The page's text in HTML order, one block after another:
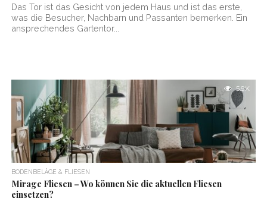
Das Tor ist das Gesicht von jedem Haus und ist das erste,
was die Besucher, Nachbarn und Passanten bemerken. Ein
ansprechendes Gartentor...
5.9K
BODENBELÄGE & FLIESEN
Mirage Fliesen – Wo können Sie die aktuellen Fliesen
einsetzen?